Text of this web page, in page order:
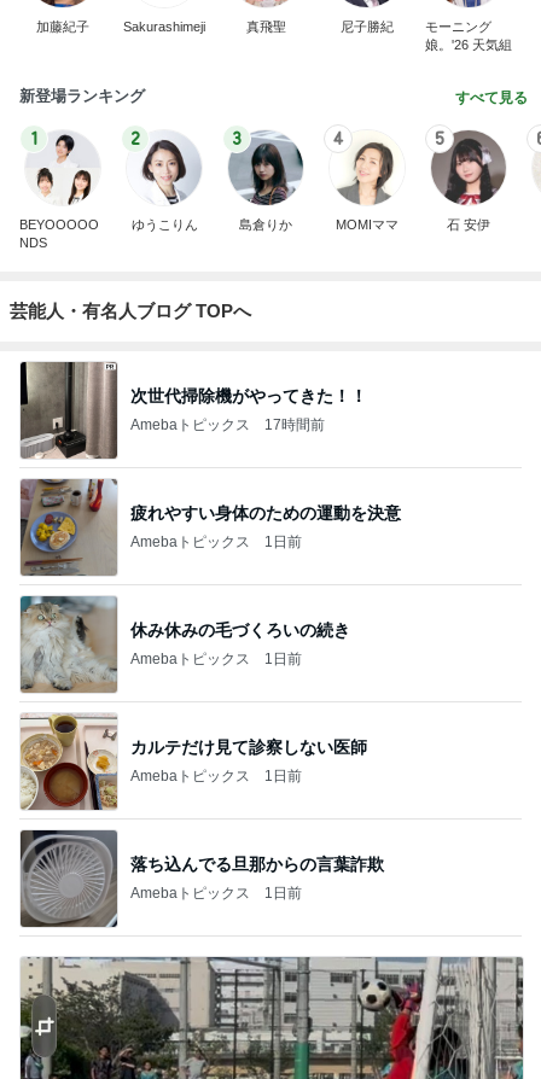
加藤紀子 Sakurashimeji 真飛聖 尼子勝紀
モーニング
娘。'26 天気組
新登場ランキング すべて見る
1
BEYOOOOO
NDS
2
ゆうこりん
3
島倉りか
4
MOMIママ
5
石 安伊
芸能人・有名人ブログ TOPへ
次世代掃除機がやってきた！！
Amebaトピックス 17時間前
疲れやすい身体のための運動を決意
Amebaトピックス 1日前
休み休みの毛づくろいの続き
Amebaトピックス 1日前
カルテだけ見て診察しない医師
Amebaトピックス 1日前
落ち込んでる旦那からの言葉詐欺
Amebaトピックス 1日前